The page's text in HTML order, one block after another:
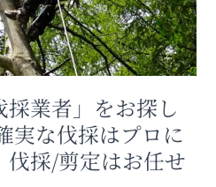
業者」をお探し
実な伐採はプロに
伐採/剪定はお任せ